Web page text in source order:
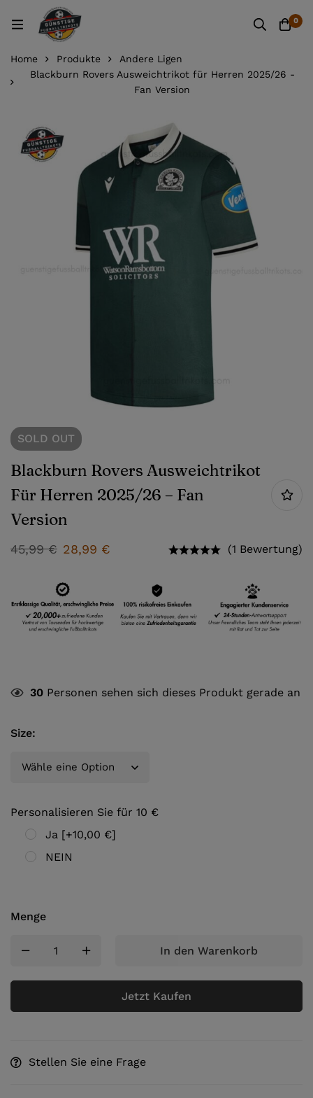
0
Home Produkte
Andere Ligen
Blackburn Rovers Ausweichtrikot für Herren 2025/26 -
Fan Version
SOLD OUT
Blackburn Rovers Ausweichtrikot
Für Herren 2025/26 – Fan
Version
45,99€ 28,99 € (1 Bewertung)
30 Personen sehen sich dieses Produkt gerade an
Size:
Personalisieren Sie für 10 €
Ja [+10,00 €]
NEIN
Menge
In den Warenkorb
Jetzt Kaufen
Stellen Sie eine Frage